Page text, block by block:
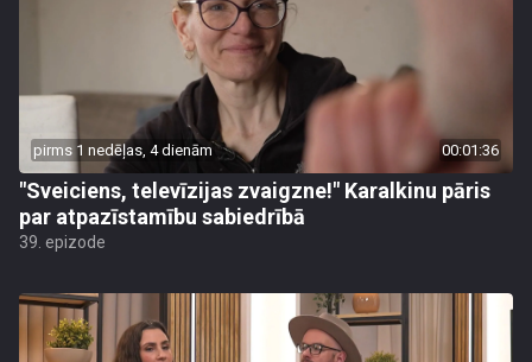
pirms 1 nedēļas, 4 dienām 00:01:36
"Sveiciens, televīzijas zvaigzne!" Karalkinu pāris
par atpazīstamību sabiedrībā
39. epizode